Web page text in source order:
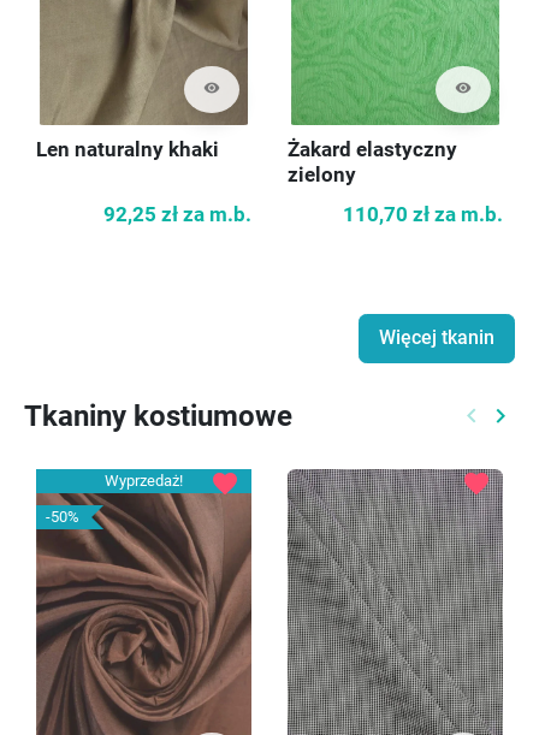
visibility
Len naturalny khaki
92,25 zł za m.b.
visibility
Żakard elastyczny
zielony
110,70 zł za m.b.
Więcej tkanin
Tkaniny kostiumowe keyboard_arrow_left keyboard_arrow_right
Wyprzedaż!
-50%
favorite favorite